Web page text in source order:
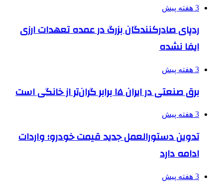
3 هفته پیش
ردپای صادرکنندگان بزرگ در عمده تعهدات ارزی
ایفا نشده
3 هفته پیش
برق صنعتی در ایران ۱۵ برابر گران‌تر از خانگی است
3 هفته پیش
تدوین دستورالعمل جدید قیمت خودرو؛ واردات
ادامه دارد
3 هفته پیش